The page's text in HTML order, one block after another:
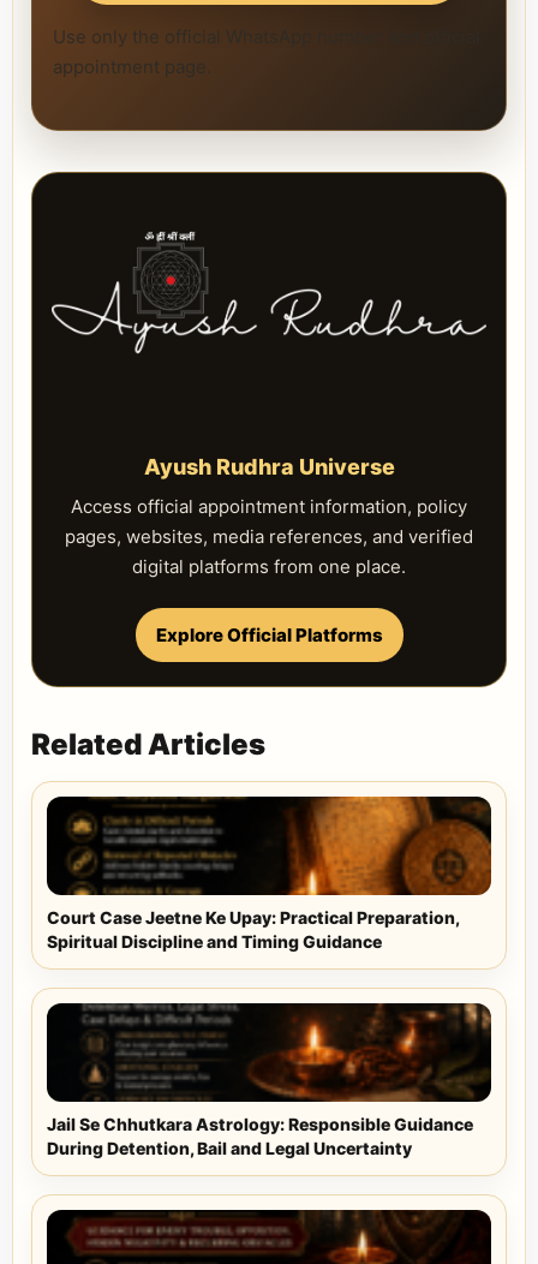
Use only the official WhatsApp number and official
appointment page.
Ayush Rudhra Universe
Access official appointment information, policy
pages, websites, media references, and verified
digital platforms from one place.
Explore Official Platforms
Related Articles
Court Case Jeetne Ke Upay: Practical Preparation,
Spiritual Discipline and Timing Guidance
Jail Se Chhutkara Astrology: Responsible Guidance
During Detention, Bail and Legal Uncertainty